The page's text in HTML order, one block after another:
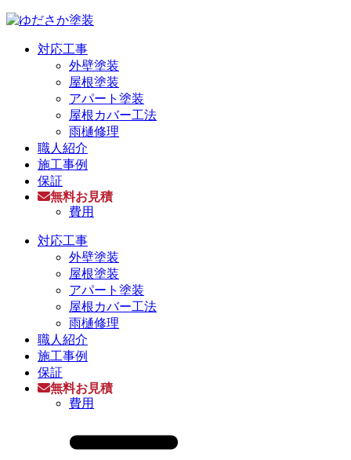
対応工事
外壁塗装
屋根塗装
アパート塗装
屋根カバー工法
雨樋修理
職人紹介
施工事例
保証
無料お見積
費用
対応工事
外壁塗装
屋根塗装
アパート塗装
屋根カバー工法
雨樋修理
職人紹介
施工事例
保証
無料お見積
費用